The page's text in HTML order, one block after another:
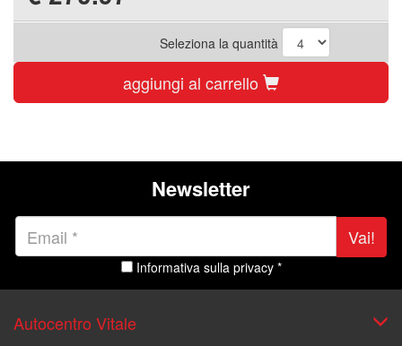
Seleziona la quantità
aggiungi al carrello
Newsletter
Vai!
Informativa sulla privacy *
Autocentro Vitale